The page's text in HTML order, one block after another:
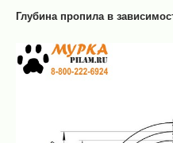
Глубина пропила в